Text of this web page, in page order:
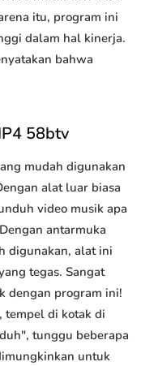
itu, program ini
dalam hal kinerja.
bahwa
58btv
mudah digunakan
alat luar biasa
video musik apa
antarmuka
digunakan, alat ini
tegas. Sangat
dengan program ini!
tempel di kotak di
tunggu beberapa
untuk